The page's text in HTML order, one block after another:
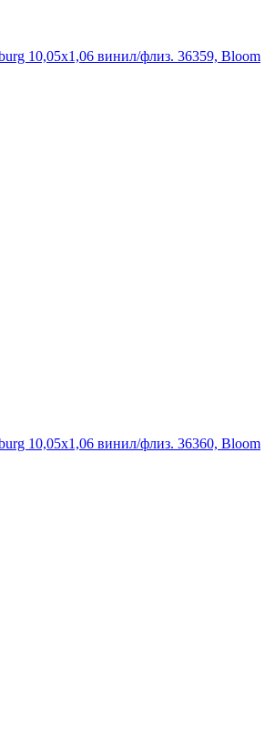
10,05x1,06 винил/флиз. 36359, Bloom
10,05x1,06 винил/флиз. 36360, Bloom